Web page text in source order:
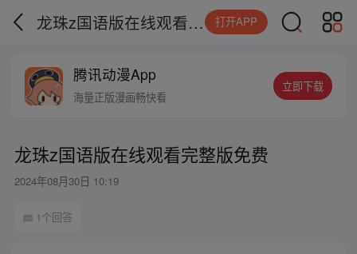
龙珠z国语版在线观看完整版免费 打开APP
腾讯动漫App
海量正版漫画畅快看
立即下载
龙珠z国语版在线观看完整版免费
2024年08月30日 10:19
1个回答